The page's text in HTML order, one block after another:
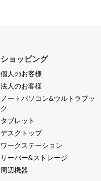
ショッピング
個人のお客様
法人のお客様
ノートパソコン&ウルトラブッ
ク
タブレット
デスクトップ
ワークステーション
サーバー&ストレージ
周辺機器